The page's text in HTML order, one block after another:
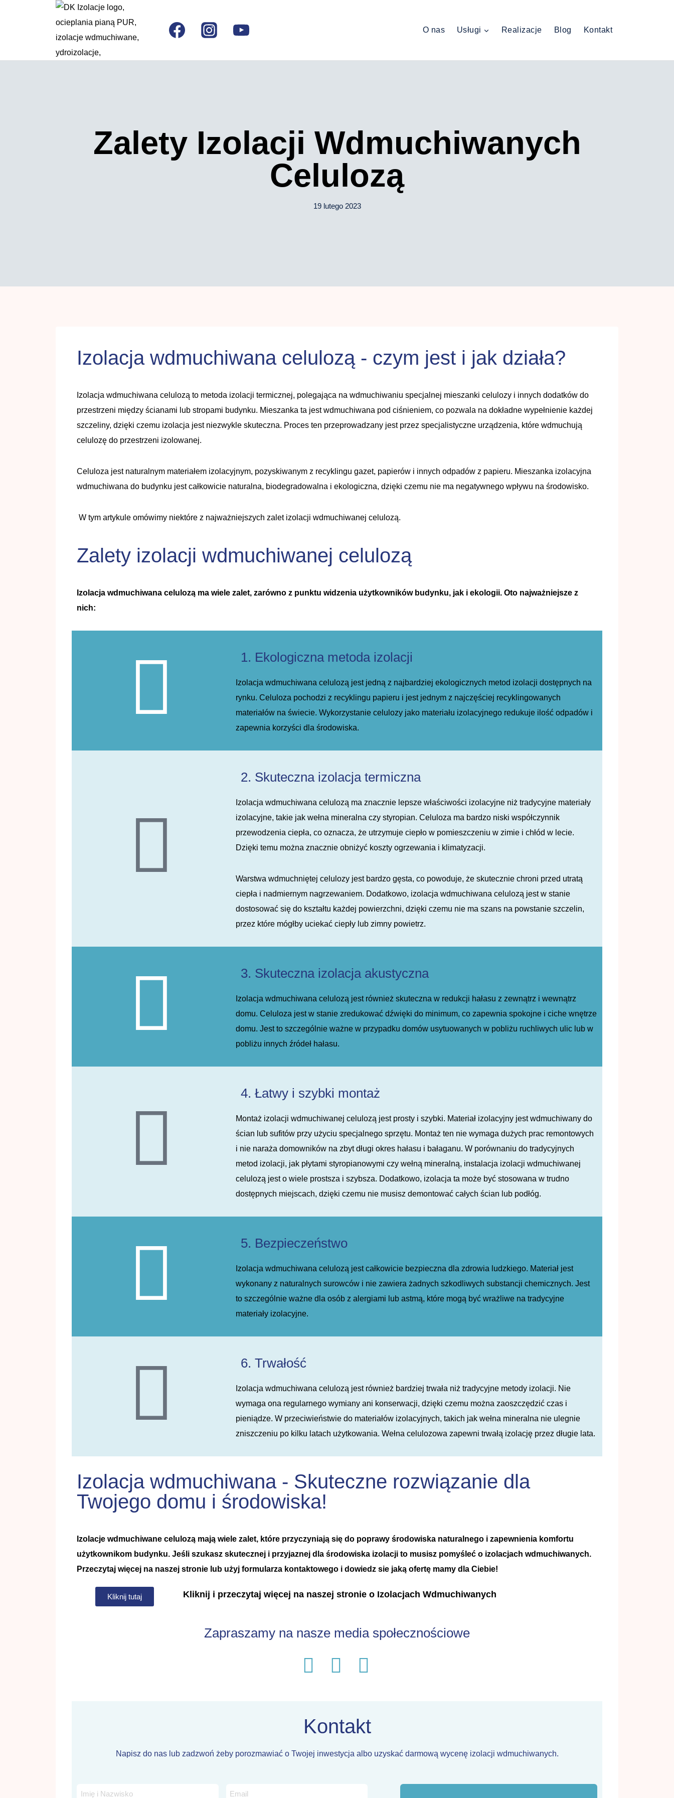
O nas Usługi Realizacje Blog Kontakt
Zalety Izolacji Wdmuchiwanych
Celulozą
19 lutego 2023
Izolacja wdmuchiwana celulozą - czym jest i jak działa?
Izolacja wdmuchiwana celulozą to metoda izolacji termicznej, polegająca na wdmuchiwaniu specjalnej mieszanki celulozy i innych dodatków do
przestrzeni między ścianami lub stropami budynku. Mieszanka ta jest wdmuchiwana pod ciśnieniem, co pozwala na dokładne wypełnienie każdej
szczeliny, dzięki czemu izolacja jest niezwykle skuteczna. Proces ten przeprowadzany jest przez specjalistyczne urządzenia, które wdmuchują
celulozę do przestrzeni izolowanej.
Celuloza jest naturalnym materiałem izolacyjnym, pozyskiwanym z recyklingu gazet, papierów i innych odpadów z papieru. Mieszanka izolacyjna
wdmuchiwana do budynku jest całkowicie naturalna, biodegradowalna i ekologiczna, dzięki czemu nie ma negatywnego wpływu na środowisko.
W tym artykule omówimy niektóre z najważniejszych zalet izolacji wdmuchiwanej celulozą.
Zalety izolacji wdmuchiwanej celulozą
Izolacja wdmuchiwana celulozą ma wiele zalet, zarówno z punktu widzenia użytkowników budynku, jak i ekologii. Oto najważniejsze z
nich:
1. Ekologiczna metoda izolacji
Izolacja wdmuchiwana celulozą jest jedną z najbardziej ekologicznych metod izolacji dostępnych na
rynku. Celuloza pochodzi z recyklingu papieru i jest jednym z najczęściej recyklingowanych
materiałów na świecie. Wykorzystanie celulozy jako materiału izolacyjnego redukuje ilość odpadów i
zapewnia korzyści dla środowiska.
2. Skuteczna izolacja termiczna
Izolacja wdmuchiwana celulozą ma znacznie lepsze właściwości izolacyjne niż tradycyjne materiały
izolacyjne, takie jak wełna mineralna czy styropian. Celuloza ma bardzo niski współczynnik
przewodzenia ciepła, co oznacza, że ​​utrzymuje ciepło w pomieszczeniu w zimie i chłód w lecie.
Dzięki temu można znacznie obniżyć koszty ogrzewania i klimatyzacji.
Warstwa wdmuchniętej celulozy jest bardzo gęsta, co powoduje, że skutecznie chroni przed utratą
ciepła i nadmiernym nagrzewaniem. Dodatkowo, izolacja wdmuchiwana celulozą jest w stanie
dostosować się do kształtu każdej powierzchni, dzięki czemu nie ma szans na powstanie szczelin,
przez które mógłby uciekać ciepły lub zimny powietrz.
3. Skuteczna izolacja akustyczna
Izolacja wdmuchiwana celulozą jest również skuteczna w redukcji hałasu z zewnątrz i wewnątrz
domu. Celuloza jest w stanie zredukować dźwięki do minimum, co zapewnia spokojne i ciche wnętrze
domu. Jest to szczególnie ważne w przypadku domów usytuowanych w pobliżu ruchliwych ulic lub w
pobliżu innych źródeł hałasu.
4. Łatwy i szybki montaż
Montaż izolacji wdmuchiwanej celulozą jest prosty i szybki. Materiał izolacyjny jest wdmuchiwany do
ścian lub sufitów przy użyciu specjalnego sprzętu. Montaż ten nie wymaga dużych prac remontowych
i nie naraża domowników na zbyt długi okres hałasu i bałaganu. W porównaniu do tradycyjnych
metod izolacji, jak płytami styropianowymi czy wełną mineralną, instalacja izolacji wdmuchiwanej
celulozą jest o wiele prostsza i szybsza. Dodatkowo, izolacja ta może być stosowana w trudno
dostępnych miejscach, dzięki czemu nie musisz demontować całych ścian lub podłóg.
5. Bezpieczeństwo
Izolacja wdmuchiwana celulozą jest całkowicie bezpieczna dla zdrowia ludzkiego. Materiał jest
wykonany z naturalnych surowców i nie zawiera żadnych szkodliwych substancji chemicznych. Jest
to szczególnie ważne dla osób z alergiami lub astmą, które mogą być wrażliwe na tradycyjne
materiały izolacyjne.
6. Trwałość
Izolacja wdmuchiwana celulozą jest również bardziej trwała niż tradycyjne metody izolacji. Nie
wymaga ona regularnego wymiany ani konserwacji, dzięki czemu można zaoszczędzić czas i
pieniądze. W przeciwieństwie do materiałów izolacyjnych, takich jak wełna mineralna nie ulegnie
zniszczeniu po kilku latach użytkowania. Wełna celulozowa zapewni trwałą izolację przez długie lata.
Izolacja wdmuchiwana - Skuteczne rozwiązanie dla
Twojego domu i środowiska!
Izolacje wdmuchiwane celulozą mają wiele zalet, które przyczyniają się do poprawy środowiska naturalnego i zapewnienia komfortu
użytkownikom budynku. Jeśli szukasz skutecznej i przyjaznej dla środowiska izolacji to musisz pomyśleć o izolacjach wdmuchiwanych.
Przeczytaj więcej na naszej stronie lub użyj formularza kontaktowego i dowiedz sie jaką ofertę mamy dla Ciebie!
Kliknij tutaj Kliknij i przeczytaj więcej na naszej stronie o Izolacjach Wdmuchiwanych
Zapraszamy na nasze media społecznościowe
Kontakt
Napisz do nas lub zadzwoń żeby porozmawiać o Twojej inwestycja albo uzyskać darmową wycenę izolacji wdmuchiwanych.